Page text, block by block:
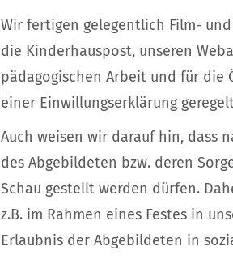
Wir fertigen gelegentlich Film-
die Kinderhauspost, unseren
pädagogischen Arbeit und für die
einer Einwillungserklärung
Auch weisen wir darauf hin, dass
des Abgebildeten bzw. deren
Schau gestellt werden dürfen.
z.B. im Rahmen eines Festes in
Erlaubnis der Abgebildeten in